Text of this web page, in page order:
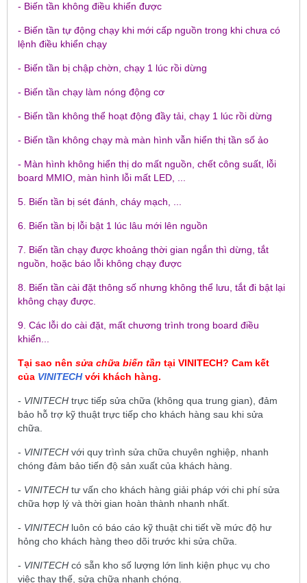
- Biến tần không điều khiển được
- Biến tần tự động chạy khi mới cấp nguồn trong khi chưa có
lệnh điều khiển chạy
- Biến tần bị chập chờn, chạy 1 lúc rồi dừng
- Biến tần chạy làm nóng động cơ
- Biến tần không thể hoạt động đầy tải, chạy 1 lúc rồi dừng
- Biến tần không chạy mà màn hình vẫn hiển thị tần số ảo
- Màn hình không hiển thị do mất nguồn, chết công suất, lỗi
board MMIO, màn hình lỗi mất LED, ...
5. Biến tần bị sét đánh, cháy mạch, ...
6. Biến tần bị lỗi bật 1 lúc lâu mới lên nguồn
7. Biến tần chạy được khoảng thời gian ngắn thì dừng, tắt
nguồn, hoặc báo lỗi không chạy được
8. Biến tần cài đặt thông số nhưng không thể lưu, tắt đi bật lại
không chạy được.
9. Các lỗi do cài đặt, mất chương trình trong board điều
khiển...
Tại sao nên sửa chữa biến tần tại VINITECH? Cam kết
của VINITECHvới khách hàng.
- VINITECH trực tiếp sửa chữa (không qua trung gian), đảm
bảo hỗ trợ kỹ thuật trực tiếp cho khách hàng sau khi sửa
chữa.
- VINITECH với quy trình sửa chữa chuyên nghiệp, nhanh
chóng đảm bảo tiến độ sản xuất của khách hàng.
- VINITECH tư vấn cho khách hàng giải pháp với chi phí sửa
chữa hợp lý và thời gian hoàn thành nhanh nhất.
- VINITECH luôn có báo cáo kỹ thuật chi tiết về mức độ hư
hỏng cho khách hàng theo dõi trước khi sửa chữa.
- VINITECH có sẵn kho số lượng lớn linh kiện phục vụ cho
việc thay thế, sửa chữa nhanh chóng.